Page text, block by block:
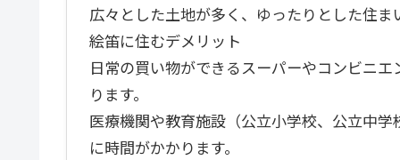
広々とした土地が多く、ゆったりとした住ま
絵笛に住むデメリット
日常の買い物ができるスーパーやコンビニ
ります。
医療機関や教育施設（公立小学校、公立中
に時間がかかります。